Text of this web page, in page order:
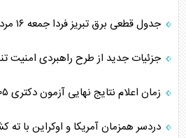
جدول قطعی برق تبریز فردا جمعه ۱۶ مرداد ۱۴۰۵ + نحوه استعلام
جزئیات جدید از طرح راهبردی امنیت
زمان اعلام نتایج نهایی آزمون دکتری ۱۴۰۵
دردسر همزمان آمریکا و اوکراین با